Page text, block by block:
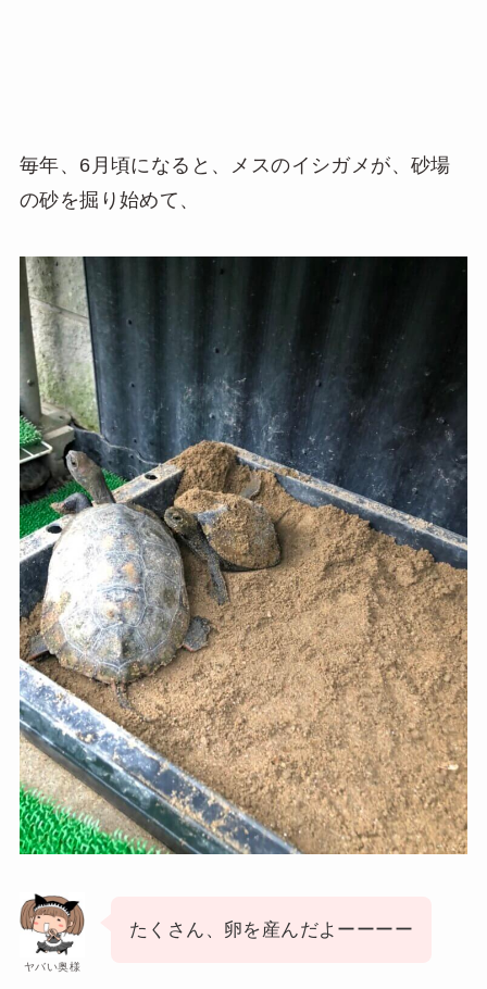
毎年、6月頃になると、メスのイシガメが、砂場
の砂を掘り始めて、
ヤバい奥様
たくさん、卵を産んだよーーーー